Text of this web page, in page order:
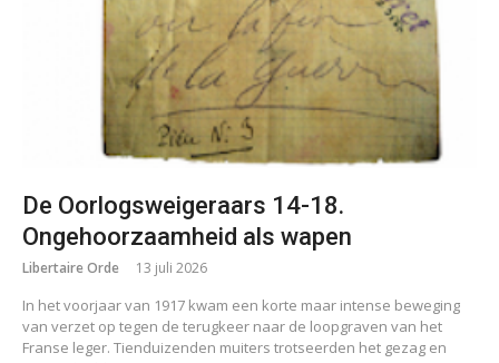
De Oorlogsweigeraars 14-18.
Ongehoorzaamheid als wapen
Libertaire Orde 13 juli 2026
In het voorjaar van 1917 kwam een korte maar intense beweging
van verzet op tegen de terugkeer naar de loopgraven van het
Franse leger. Tienduizenden muiters trotseerden het gezag en